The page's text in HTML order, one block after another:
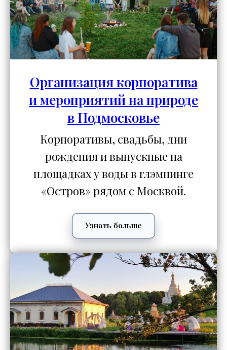
Организация корпоратива
и мероприятий на природе
в Подмосковье
Корпоративы, свадьбы, дни
рождения и выпускные на
площадках у воды в глэмпинге
«Остров» рядом с Москвой.
Узнать больше